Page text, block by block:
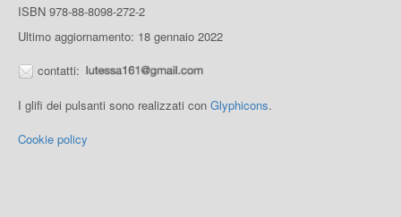
ISBN 978-88-8098-272-2
Ultimo aggiornamento: 18 gennaio 2022
contatti:
I glifi dei pulsanti sono realizzati con Glyphicons.
Cookie policy